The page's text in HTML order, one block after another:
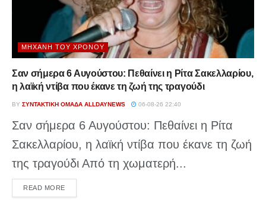
ΜΗΧΑΝΉ ΤΟΥ ΧΡΌΝΟΥ
Σαν σήμερα 6 Αυγούστου: Πεθαίνει η Ρίτα Σακελλαρίου,
η λαϊκή ντίβα που έκανε τη ζωή της τραγούδι
BY ΣΥΝΤΑΚΤΙΚΉ ΟΜΆΔΑ ALLDAYNEWS 06-08-26 22:40
Σαν σήμερα 6 Αυγούστου: Πεθαίνει η Ρίτα
Σακελλαρίου, η λαϊκή ντίβα που έκανε τη ζωή
της τραγούδι Από τη χωματερή...
READ MOREDETAILS